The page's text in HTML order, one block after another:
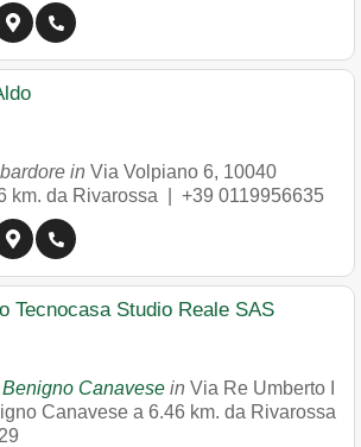
in Via Volpiano 6, 10040
km. da Rivarossa | +39 0119956635
Tecnocasa Studio Reale SAS
Canavese in Via Re Umberto I
Canavese a 6.46 km. da Rivarossa